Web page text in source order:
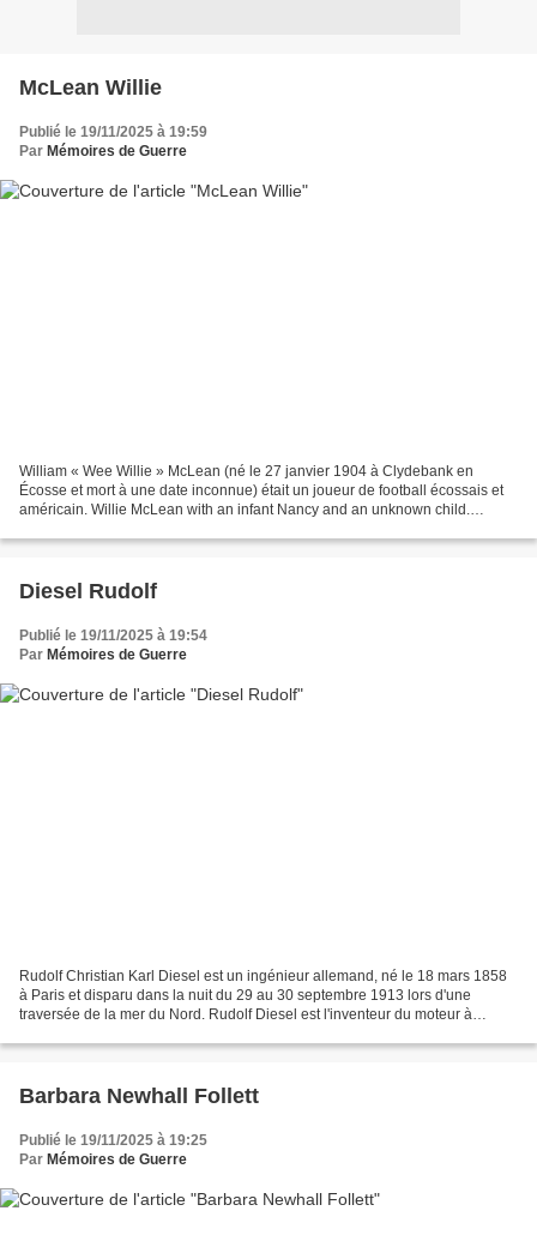
McLean Willie
Publié le 19/11/2025 à 19:59
Par Mémoires de Guerre
William « Wee Willie » McLean (né le 27 janvier 1904 à Clydebank en
Écosse et mort à une date inconnue) était un joueur de football écossais et
américain. Willie McLean with an infant Nancy and an unknown child.
Diesel Rudolf
Publié le 19/11/2025 à 19:54
Par Mémoires de Guerre
Rudolf Christian Karl Diesel est un ingénieur allemand, né le 18 mars 1858
à Paris et disparu dans la nuit du 29 au 30 septembre 1913 lors d'une
traversée de la mer du Nord. Rudolf Diesel est l'inventeur du moteur à
Barbara Newhall Follett
Publié le 19/11/2025 à 19:25
Par Mémoires de Guerre